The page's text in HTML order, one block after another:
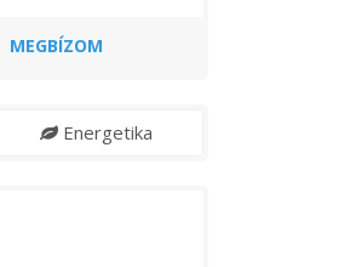
MEGBÍZOM
Energetika